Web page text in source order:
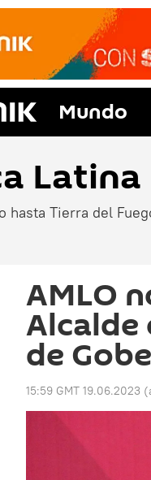
Mundo
Latina
hasta Tierra del
AMLO
Alcalde
de
15:59 GMT 19.06.2023